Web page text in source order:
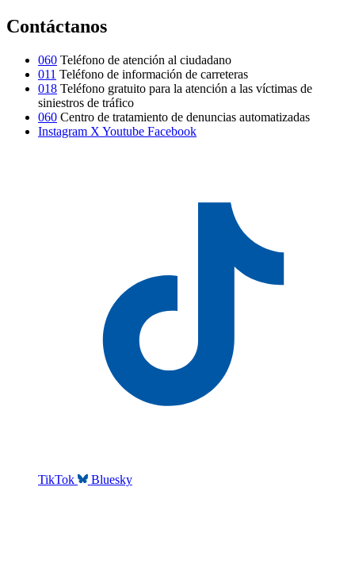
Contáctanos
060 Teléfono de atención al ciudadano
011 Teléfono de información de carreteras
018 Teléfono gratuito para la atención a las víctimas de
siniestros de tráfico
060 Centro de tratamiento de denuncias automatizadas
Instagram X Youtube Facebook
TikTok Bluesky